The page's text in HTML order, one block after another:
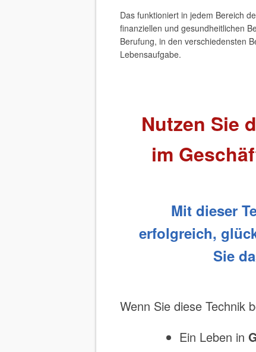
Das funktioniert in jedem Bereich
finanziellen und gesundheitlichen
Berufung, in den verschiedensten
Lebensaufgabe.
Nutzen Sie
im
Mit dieser
erfolgreich,
Sie
Wenn Sie diese Technik
Ein Leben in